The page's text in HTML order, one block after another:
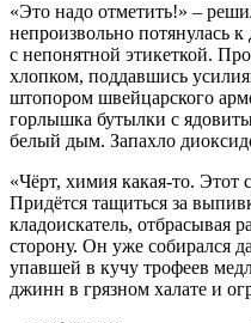
«Это надо отметить!» –
непроизвольно потянулась к
с непонятной этикеткой.
хлопком, поддавшись
штопором швейцарского
горлышка бутылки с
белый дым. Запахло
«Чёрт, химия какая-то. Этот
Придётся тащиться за
кладоискатель, отбрасывая
сторону. Он уже собирался
упавшей в кучу трофеев
джинн в грязном халате и